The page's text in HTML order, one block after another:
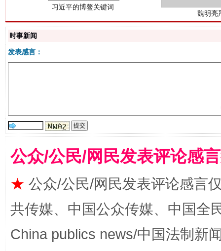
揭批美国五大"原罪" "炒
时事新闻
发表感言：
公众/公民/网民发表评论感
★ 公众/公民/网民发表评论感言
共传媒、中国公众传媒、中国全
China publics news/中国法制新